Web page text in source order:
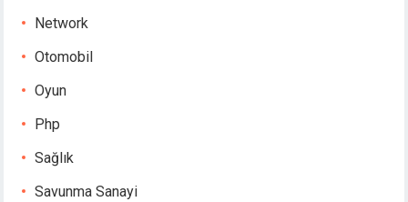
Network
Otomobil
Oyun
Php
Sağlık
Savunma Sanayi